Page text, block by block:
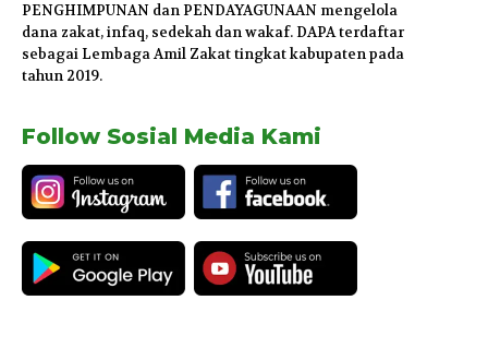
PENGHIMPUNAN dan PENDAYAGUNAAN mengelola
dana zakat, infaq, sedekah dan wakaf. DAPA terdaftar
sebagai Lembaga Amil Zakat tingkat kabupaten pada
tahun 2019.
Follow Sosial Media Kami